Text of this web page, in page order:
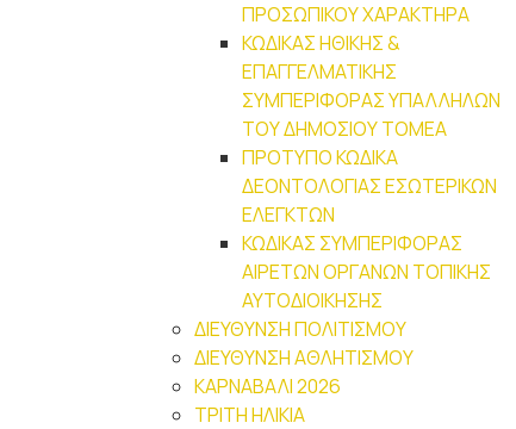
ΠΡΟΣΩΠΙΚΟΥ ΧΑΡΑΚΤΗΡΑ
ΚΩΔΙΚΑΣ ΗΘΙΚΗΣ &
ΕΠΑΓΓΕΛΜΑΤΙΚΗΣ
ΣΥΜΠΕΡΙΦΟΡΑΣ ΥΠΑΛΛΗΛΩΝ
ΤΟΥ ΔΗΜΟΣΙΟΥ ΤΟΜΕΑ
ΠΡΟΤΥΠΟ ΚΩΔΙΚΑ
ΔΕΟΝΤΟΛΟΓΙΑΣ ΕΣΩΤΕΡΙΚΩΝ
ΕΛΕΓΚΤΩΝ
ΚΩΔΙΚΑΣ ΣΥΜΠΕΡΙΦΟΡΑΣ
ΑΙΡΕΤΩΝ ΟΡΓΑΝΩΝ ΤΟΠΙΚΗΣ
ΑΥΤΟΔΙΟΙΚΗΣΗΣ
ΔΙΕΥΘΥΝΣΗ ΠΟΛΙΤΙΣΜΟΥ
ΔΙΕΥΘΥΝΣΗ ΑΘΛΗΤΙΣΜΟΥ
ΚΑΡΝΑΒΑΛΙ 2026
ΤΡΙΤΗ ΗΛΙΚΙΑ